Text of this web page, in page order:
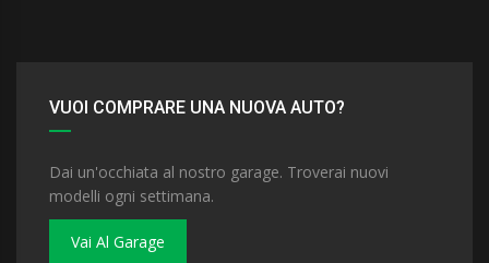
VUOI COMPRARE UNA NUOVA AUTO?
Dai un'occhiata al nostro garage. Troverai nuovi
modelli ogni settimana.
Vai Al Garage